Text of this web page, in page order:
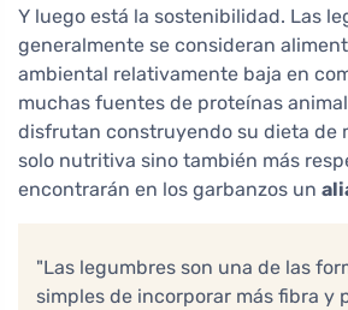
Y luego está la sostenibilidad. Las
generalmente se consideran
ambiental relativamente baja en
muchas fuentes de proteínas
disfrutan construyendo su dieta de
solo nutritiva sino también más
encontrarán en los garbanzos un
"Las legumbres son una de las
simples de incorporar más fibra y